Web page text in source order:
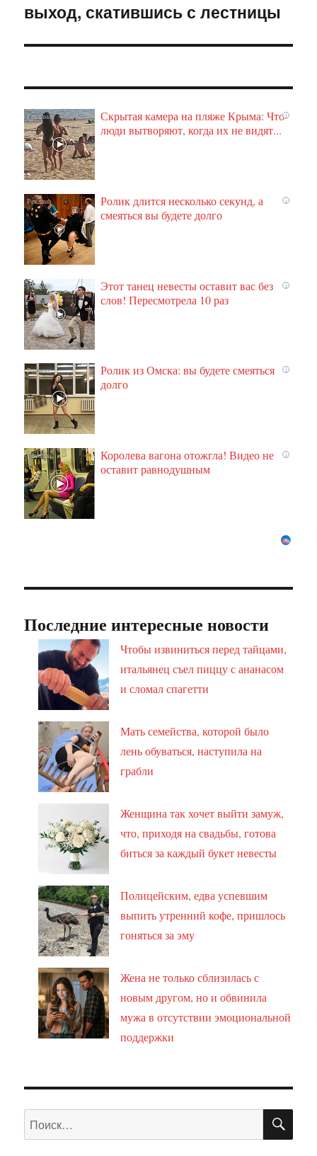
запись:
выход, скатившись с лестницы
i
Скрытая камера на пляже Крыма: Что
люди вытворяют, когда их не видят...
i
Ролик длится несколько секунд, а
смеяться вы будете долго
i
Этот танец невесты оставит вас без
слов! Пересмотрела 10 раз
i
Ролик из Омска: вы будете смеяться
долго
i
Королева вагона отожгла! Видео не
оставит равнодушным
Последние интересные новости
Чтобы извиниться перед тайцами,
итальянец съел пиццу с ананасом
и сломал спагетти
Мать семейства, которой было
лень обуваться, наступила на
грабли
Женщина так хочет выйти замуж,
что, приходя на свадьбы, готова
биться за каждый букет невесты
Полицейским, едва успевшим
выпить утренний кофе, пришлось
гоняться за эму
Жена не только сблизилась с
новым другом, но и обвинила
мужа в отсутствии эмоциональной
поддержки
Искать: